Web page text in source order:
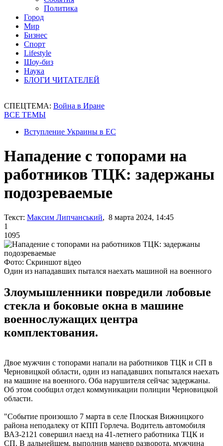
Политика
Город
Мир
Бизнес
Спорт
Lifestyle
Шоу-биз
Наука
БЛОГИ ЧИТАТЕЛЕЙ
СПЕЦТЕМА: Война в Иране
ВСЕ ТЕМЫ
Вступление Украины в ЕС
Нападение с топорами на
работников ТЦК: задержаны
подозреваемые
Текст: Максим Липчанський, 8 марта 2024, 14:45
1
1095
Фото: Скриншот відео
Один из нападавших пытался наехать машиной на военного
Злоумышленники повредили лобовые
стекла и боковые окна в машине
военнослужащих центра
комплектования.
Двое мужчин с топорами напали на работников ТЦК и СП в
Черновицкой области, один из нападавших попытался наехать
на машине на военного. Оба нарушителя сейчас задержаны.
Об этом сообщил отдел коммуникации полиции Черновицкой
области.
"Событие произошло 7 марта в селе Плоская Вижницкого
района неподалеку от КПП Горлеча. Водитель автомобиля
ВАЗ-2121 совершил наезд на 41-летнего работника ТЦК и
СП. В дальнейшем, выполнив маневр разворота, мужчина